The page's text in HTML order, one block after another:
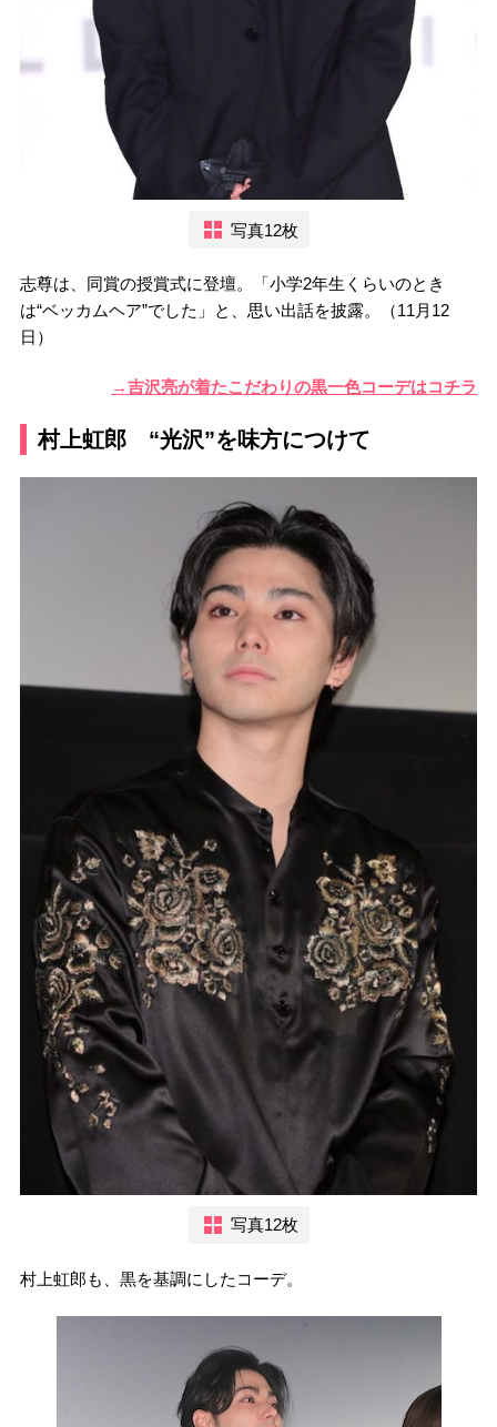
写真12枚
志尊は、同賞の授賞式に登壇。「小学2年生くらいのとき
は“ベッカムヘア”でした」と、思い出話を披露。（11月12
日）
→吉沢亮が着たこだわりの黒一色コーデはコチラ
村上虹郎 “光沢”を味方につけて
写真12枚
村上虹郎も、黒を基調にしたコーデ。